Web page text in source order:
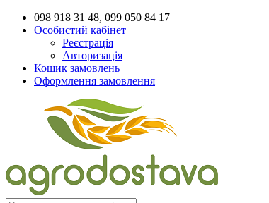
098 918 31 48, 099 050 84 17
Особистий кабінет
Реєстрація
Авторизація
Кошик замовлень
Оформлення замовлення